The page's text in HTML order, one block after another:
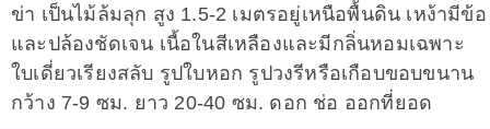
ข่า เป็นไม้ล้มลุก สูง 1.5-2 เมตรอยู่เหนือพื้นดิน เหง้ามีข้อ
และปล้องชัดเจน เนื้อในสีเหลืองและมีกลิ่นหอมเฉพาะ
ใบเดี่ยวเรียงสลับ รูปใบหอก รูปวงรีหรือเกือบขอบขนาน
กว้าง 7-9 ซม. ยาว 20-40 ซม. ดอก ช่อ ออกที่ยอด